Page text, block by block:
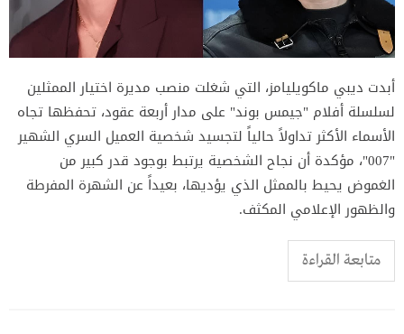
أبدت ديبي ماكويليامز، التي شغلت منصب مديرة اختيار الممثلين
لسلسلة أفلام "جيمس بوند" على مدار أربعة عقود، تحفظها تجاه
الأسماء الأكثر تداولاً حالياً لتجسيد شخصية العميل السري الشهير
"007"، مؤكدة أن نجاح الشخصية يرتبط بوجود قدر كبير من
الغموض يحيط بالممثل الذي يؤديها، بعيداً عن الشهرة المفرطة
والظهور الإعلامي المكثف.
متابعة القراءة